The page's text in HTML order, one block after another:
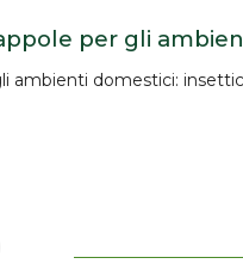
per gli
ambienti domestici: